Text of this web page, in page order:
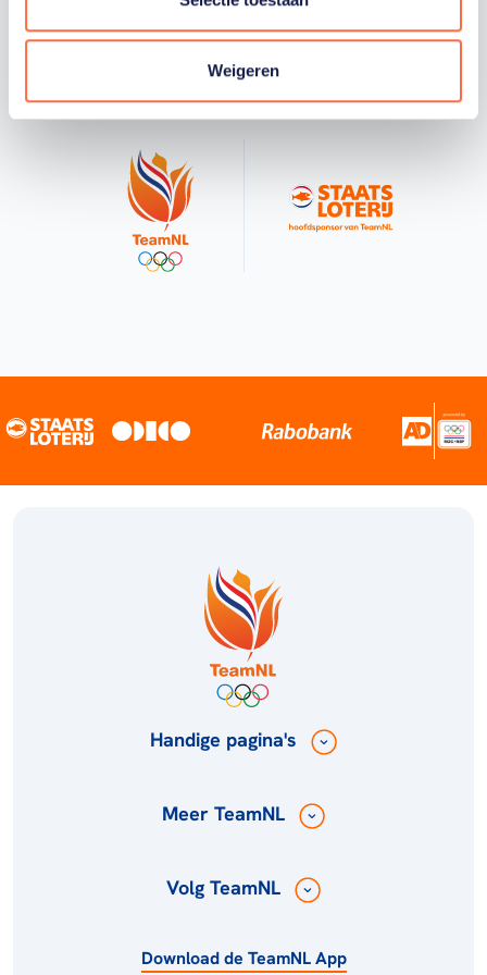
Weigeren
Staatsloterij is trotse hoofdsponsor van
TeamNL. Samen willen we Nederland het
sportiefste land van de wereld maken.
Handige pagina's
Meer TeamNL
Volg TeamNL
Download de TeamNL App